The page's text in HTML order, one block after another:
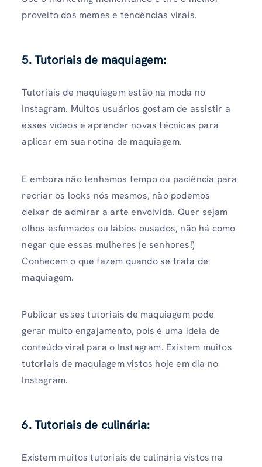
proveito dos memes e tendências virais.
5. Tutoriais de maquiagem:
Tutoriais de maquiagem estão na moda no
Instagram. Muitos usuários gostam de assistir a
esses vídeos e aprender novas técnicas para
aplicar em sua rotina de maquiagem.
E embora não tenhamos tempo ou paciência para
recriar os looks nós mesmos, não podemos
deixar de admirar a arte envolvida. Quer sejam
olhos esfumados ou lábios ousados, não há como
negar que essas mulheres (e senhores!)
Conhecem o que fazem quando se trata de
maquiagem.
Publicar esses tutoriais de maquiagem pode
gerar muito engajamento, pois é uma ideia de
conteúdo viral para o Instagram. Existem muitos
tutoriais de maquiagem vistos hoje em dia no
Instagram.
6. Tutoriais de culinária:
Existem muitos tutoriais de culinária vistos na